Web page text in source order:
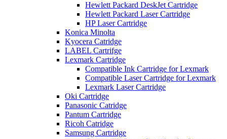
Hewlett Packard DeskJet Cartridge
Hewlett Packard Laser Cartridge
HP Laser Cartridge
Konica Minolta
Kyocera Catridge
LABEL Cartrifge
Lexmark Cartridge
Compatible Ink Cartridge for Lexmark
Compatible Laser Cartridge for Lexmark
Lexmark Laser Cartridge
Oki Cartridge
Panasonic Catridge
Pantum Cartridge
Ricoh Catridge
Samsung Cartridge